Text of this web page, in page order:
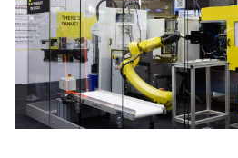
ROBOTIK-PRODUKTE FÜR DEN
ROBOTER-AUTOMATISIERUNG
KOMPAKTE CNC-
ROBODRILL-FILTER
ROBODRILL KOMPAKTE CNC-
ROBODRILL HARDWARE